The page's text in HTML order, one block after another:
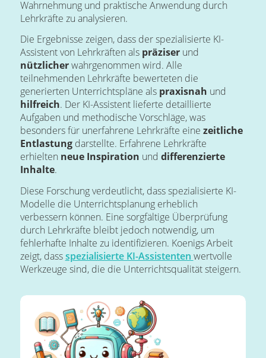
Wahrnehmung und praktische Anwendung durch
Lehrkräfte zu analysieren.
Die Ergebnisse zeigen, dass der spezialisierte KI-
Assistent von Lehrkräften als präziserund
nützlicherwahrgenommen wird. Alle
teilnehmenden Lehrkräfte bewerteten die
generierten Unterrichtspläne als praxisnah und
hilfreich. Der KI-Assistent lieferte detaillierte
Aufgaben und methodische Vorschläge, was
besonders für unerfahrene Lehrkräfte eine zeitliche
Entlastungdarstellte. Erfahrene Lehrkräfte
erhielten neue Inspiration und differenzierte
Inhalte.
Diese Forschung verdeutlicht, dass spezialisierte KI-
Modelle die Unterrichtsplanung erheblich
verbessern können. Eine sorgfältige Überprüfung
durch Lehrkräfte bleibt jedoch notwendig, um
fehlerhafte Inhalte zu identifizieren. Koenigs Arbeit
zeigt, dassspezialisierte KI-Assistenten wertvolle
Werkzeuge sind, die die Unterrichtsqualität steigern.